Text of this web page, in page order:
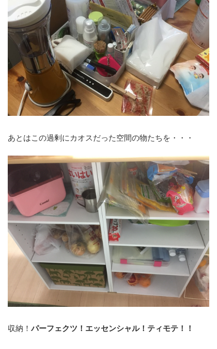
あとはこの過剰にカオスだった空間の物たちを・・・
収納！パーフェクツ！エッセンシャル！ティモテ！！